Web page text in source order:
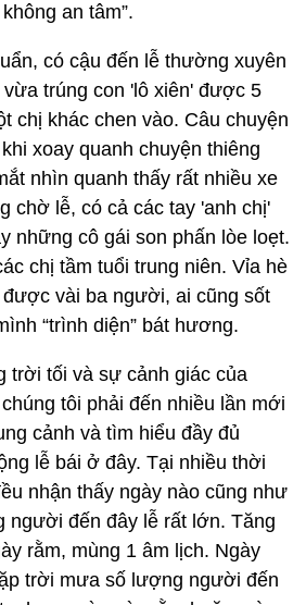
an tâm”.
có cậu đến lễ thường xuyên
trúng con 'lô xiên' được 5
chị khác chen vào. Câu chuyện
xoay quanh chuyện thiêng
nhìn quanh thấy rất nhiều xe
chờ lễ, có cả các tay 'anh chị'
những cô gái son phấn lòe loẹt.
chị tầm tuổi trung niên. Vỉa hè
vài ba người, ai cũng sốt
“trình diện” bát hương.
trời tối và sự cảnh giác của
tôi phải đến nhiều lần mới
cảnh và tìm hiểu đầy đủ
lễ bái ở đây. Tại nhiều thời
nhận thấy ngày nào cũng như
người đến đây lễ rất lớn. Tăng
rằm, mùng 1 âm lịch. Ngày
trời mưa số lượng người đến